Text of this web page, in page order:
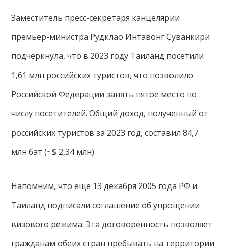
Заместитель пресс-секретаря канцелярии
премьер-министра Рудклао Интавонг Суванкири
подчеркнула, что в 2023 году Таиланд посетили
1,61 млн российских туристов, что позволило
Российской Федерации занять пятое место по
числу посетителей. Общий доход, полученный от
российских туристов за 2023 год, составил 84,7
млн бат (~$ 2,34 млн).
Напомним, что еще 13 декабря 2005 года РФ и
Таиланд подписали соглашение об упрощении
визового режима. Эта договоренность позволяет
гражданам обеих стран пребывать на территории